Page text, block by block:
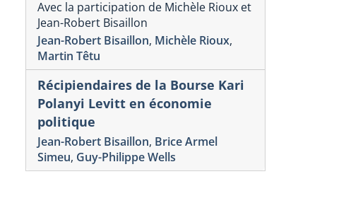
Avec la participation de Michèle Rioux et
Jean-Robert Bisaillon
Jean-Robert Bisaillon, Michèle Rioux,
Martin Têtu
Récipiendaires de la Bourse Kari
Polanyi Levitt en économie
politique
Jean-Robert Bisaillon, Brice Armel
Simeu, Guy-Philippe Wells